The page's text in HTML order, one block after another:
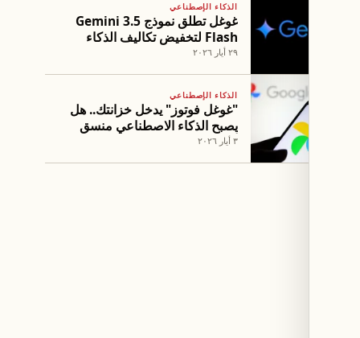
الذكاء الإصطناعي
غوغل تطلق نموذج Gemini 3.5
Flash لتخفيض تكاليف الذكاء
الاصطناعي
٢٩ أيار ٢٠٢٦
الذكاء الإصطناعي
"غوغل فوتوز" يدخل خزانتك.. هل
يصبح الذكاء الاصطناعي منسق
أزيائك؟
٣ أيار ٢٠٢٦